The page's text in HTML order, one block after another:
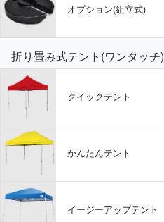
オプション(組立式)
折り畳み式テント(ワンタッチ)
クイックテント
かんたんテント
イージーアップテント